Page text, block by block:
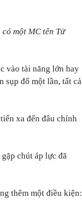
một MC tên Tử
vào tài năng lớn hay
sụp đổ một lần, tất cả
xa đến đâu chính
chút áp lực đã
thêm một điều kiện: